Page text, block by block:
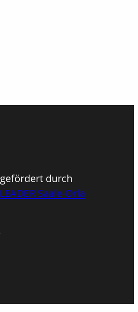
gefördert durch
LEADER Saale-Orla